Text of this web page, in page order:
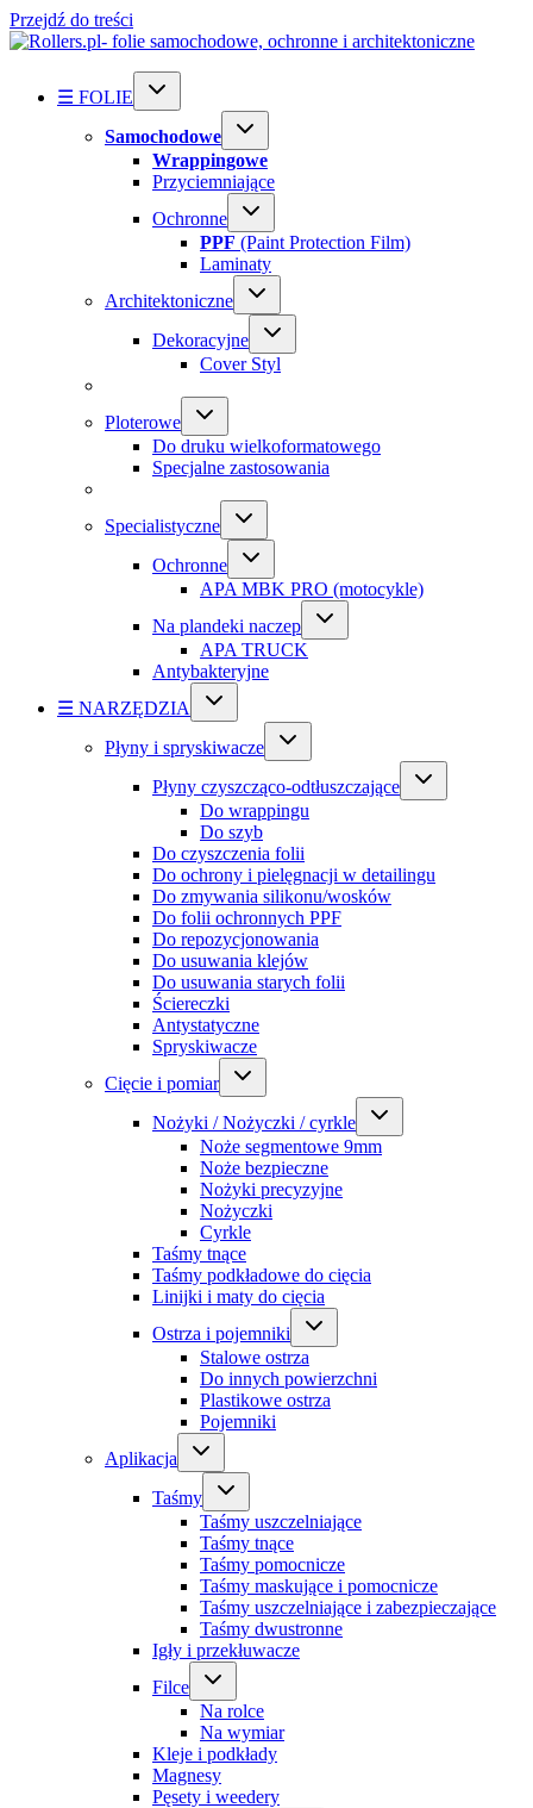
Przejdź do treści
☰ FOLIE
Samochodowe
Wrappingowe
Przyciemniające
Ochronne
PPF (Paint Protection Film)
Laminaty
Architektoniczne
Dekoracyjne
Cover Styl
Ploterowe
Do druku wielkoformatowego
Specjalne zastosowania
Specialistyczne
Ochronne
APA MBK PRO (motocykle)
Na plandeki naczep
APA TRUCK
Antybakteryjne
☰ NARZĘDZIA
Płyny i spryskiwacze
Płyny czyszcząco-odtłuszczające
Do wrappingu
Do szyb
Do czyszczenia folii
Do ochrony i pielęgnacji w detailingu
Do zmywania silikonu/wosków
Do folii ochronnych PPF
Do repozycjonowania
Do usuwania klejów
Do usuwania starych folii
Ściereczki
Antystatyczne
Spryskiwacze
Cięcie i pomiar
Nożyki / Nożyczki / cyrkle
Noże segmentowe 9mm
Noże bezpieczne
Nożyki precyzyjne
Nożyczki
Cyrkle
Taśmy tnące
Taśmy podkładowe do cięcia
Linijki i maty do cięcia
Ostrza i pojemniki
Stalowe ostrza
Do innych powierzchni
Plastikowe ostrza
Pojemniki
Aplikacja
Taśmy
Taśmy uszczelniające
Taśmy tnące
Taśmy pomocnicze
Taśmy maskujące i pomocnicze
Taśmy uszczelniające i zabezpieczające
Taśmy dwustronne
Igły i przekłuwacze
Filce
Na rolce
Na wymiar
Kleje i podkłady
Magnesy
Pęsety i weedery